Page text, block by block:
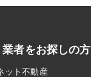
者をお探しの方
ット不動産